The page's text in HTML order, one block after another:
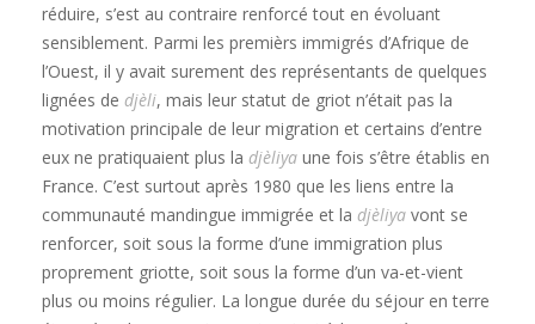
réduire, s’est au contraire renforcé tout en évoluant
sensiblement. Parmi les premièrs immigrés d’Afrique de
l’Ouest, il y avait surement des représentants de quelques
lignées de djèli, mais leur statut de griot n’était pas la
motivation principale de leur migration et certains d’entre
eux ne pratiquaient plus la djèliya une fois s’être établis en
France. C’est surtout après 1980 que les liens entre la
communauté mandingue immigrée et la djèliya vont se
renforcer, soit sous la forme d’une immigration plus
proprement griotte, soit sous la forme d’un va-et-vient
plus ou moins régulier. La longue durée du séjour en terre